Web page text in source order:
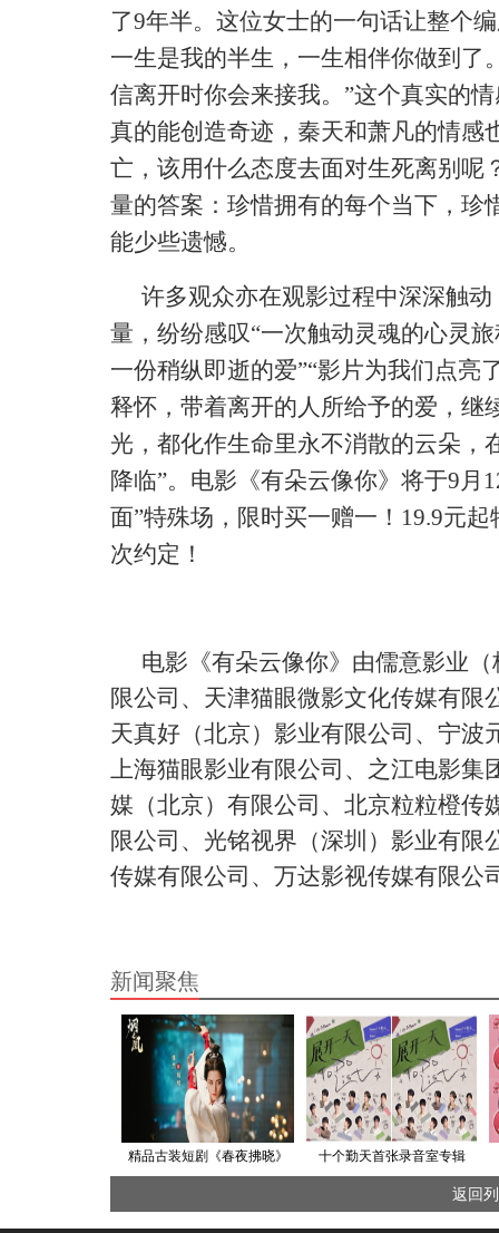
了9年半。这位女士的一句话让整个
一生是我的半生，一生相伴你做到了
信离开时你会来接我。”这个真实的
真的能创造奇迹，秦天和萧凡的情感
亡，该用什么态度去面对生死离别呢
量的答案：珍惜拥有的每个当下，珍
能少些遗憾。
许多观众亦在观影过程中深深触
量，纷纷感叹“一次触动灵魂的心灵
一份稍纵即逝的爱”“影片为我们点亮
释怀，带着离开的人所给予的爱，继
光，都化作生命里永不消散的云朵，
降临”。电影《有朵云像你》将于9月
面”特殊场，限时买一赠一！19.9元
次约定！
电影《有朵云像你》由儒意影业
限公司、天津猫眼微影文化传媒有限
天真好（北京）影业有限公司、宁波
上海猫眼影业有限公司、之江电影集
媒（北京）有限公司、北京粒粒橙传
限公司、光铭视界（深圳）影业有限
传媒有限公司、万达影视传媒有限公
新闻聚焦
精品古装短剧《春夜拂晓》
演
十个勤天首张录音室专辑
《展开一天》上线 留念2024
年的夏天
返回